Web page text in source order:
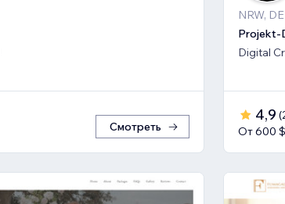
Смотреть
NRW, DE
Projekt-
Digital
4,9 (
От 600 $